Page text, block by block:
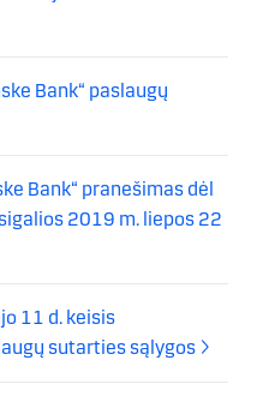
Bank“ paslaugų
Bank“ pranešimas dėl
2019 m. liepos 22
11 d. keisis
sutarties sąlygos